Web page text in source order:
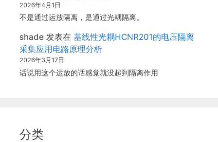
2026年4月1日
不是通过运放隔离，是通过光耦隔离。
shade 发表在 基线性光耦HCNR201的电压隔离
采集应用电路原理分析
2026年3月17日
话说用这个运放的话感觉就没起到隔离作用
分类